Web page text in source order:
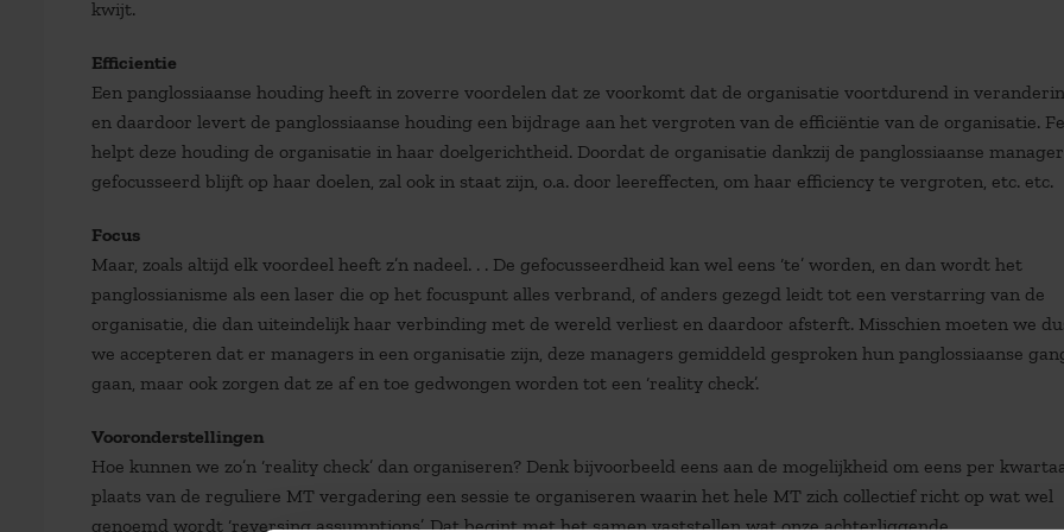
kwijt.
Efficientie
Een panglossiaanse houding heeft in zoverre voordelen dat ze voorkomt dat de organisatie voortdurend in
en daardoor levert de panglossiaanse houding een bijdrage aan het vergroten van de efficiëntie van de organisatie.
helpt deze houding de organisatie in haar doelgerichtheid. Doordat de organisatie dankzij de panglossiaanse manager
gefocusseerd blijft op haar doelen, zal ook in staat zijn, o.a. door leereffecten, om haar efficiency te vergroten, etc. etc.
Focus
Maar, zoals altijd elk voordeel heeft z’n nadeel. . . De gefocusseerdheid kan wel eens ‘te’ worden, en dan wordt het
panglossianisme als een laser die op het focuspunt alles verbrand, of anders gezegd leidt tot een verstarring van de
organisatie, die dan uiteindelijk haar verbinding met de wereld verliest en daardoor afsterft. Misschien moeten we
we accepteren dat er managers in een organisatie zijn, deze managers gemiddeld gesproken hun panglossiaanse
gaan, maar ook zorgen dat ze af en toe gedwongen worden tot een ‘reality check’.
Vooronderstellingen
Hoe kunnen we zo’n ‘reality check’ dan organiseren? Denk bijvoorbeeld eens aan de mogelijkheid om eens per
plaats van de reguliere MT vergadering een sessie te organiseren waarin het hele MT zich collectief richt op wat wel
genoemd wordt ‘reversing assumptions’. Dat begint met het samen vaststellen wat onze achterliggende